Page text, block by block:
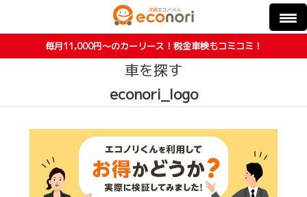
毎月11,000円〜のカーリース！税金車検もコミコミ！
車を探す
econori_logo